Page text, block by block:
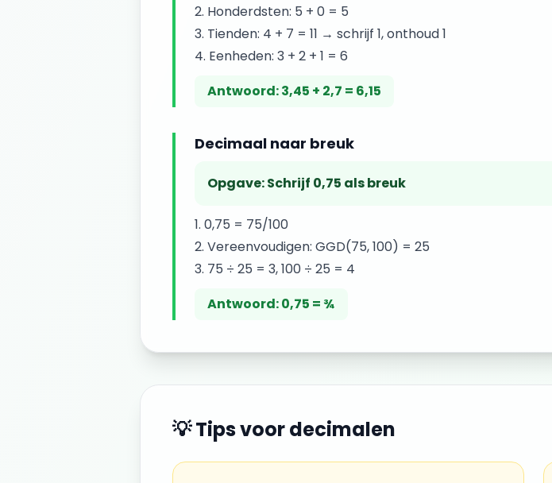
Honderdsten: 5 + 0 = 5
Tienden: 4 + 7 = 11 → schrijf 1, onthoud 1
Eenheden: 3 + 2 + 1 = 6
Antwoord:3,45 + 2,7 = 6,15
Decimaal naar breuk
Opgave:Schrijf 0,75 als breuk
0,75 = 75/100
Vereenvoudigen: GGD(75, 100) = 25
75 ÷ 25 = 3, 100 ÷ 25 = 4
Antwoord:0,75 = ¾
💡 Tips voordecimalen